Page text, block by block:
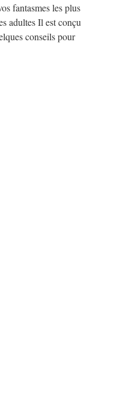
fantasmes les plus
adultes Il est conçu
conseils pour